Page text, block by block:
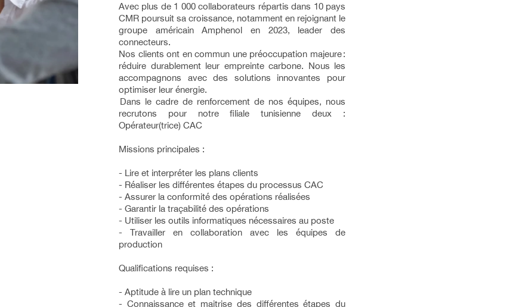
Avec plus de 1 000 collaborateurs répartis dans 10 pays
CMR poursuit sa croissance, notamment en rejoignant le
groupe américain Amphenol en 2023, leader des
connecteurs.
Nos clients ont en commun une préoccupation majeure :
réduire durablement leur empreinte carbone. Nous les
accompagnons avec des solutions innovantes pour
optimiser leur énergie.
Dans le cadre de renforcement de nos équipes, nous
recrutons pour notre filiale tunisienne deux :
Opérateur(trice) CAC
Missions principales :
- Lire et interpréter les plans clients
- Réaliser les différentes étapes du processus CAC
- Assurer la conformité des opérations réalisées
- Garantir la traçabilité des opérations
- Utiliser les outils informatiques nécessaires au poste
- Travailler en collaboration avec les équipes de
production
Qualifications requises :
- Aptitude à lire un plan technique
- Connaissance et maitrise des différentes étapes du